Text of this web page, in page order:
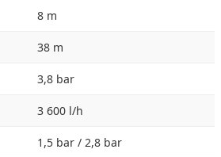
8 m
38 m
3,8 bar
3 600 l/h
1,5 bar / 2,8 bar